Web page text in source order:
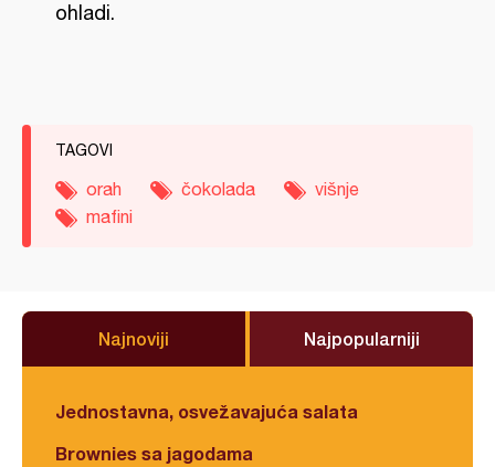
ohladi.
TAGOVI
orah čokolada
višnje
mafini
Najnoviji Najpopularniji
Jednostavna, osvežavajuća salata
Brownies sa jagodama